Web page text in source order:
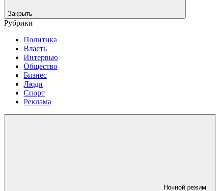
Закрыть
Рубрики
Политика
Власть
Интервью
Общество
Бизнес
Люди
Спорт
Реклама
Ночной режим